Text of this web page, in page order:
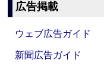
広告掲載
ウェブ広告ガイド
新聞広告ガイド